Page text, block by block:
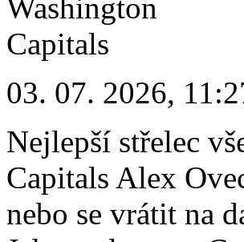
03. 07. 2026,
Nejlepší střelec
Capitals Alex
nebo se vrátit na